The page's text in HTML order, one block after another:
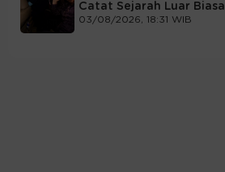
Catat Sejarah Luar Biasa
03/08/2026, 18:31 WIB